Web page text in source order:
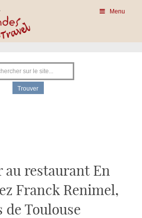
Menu
au restaurant En
Franck Renimel,
de Toulouse